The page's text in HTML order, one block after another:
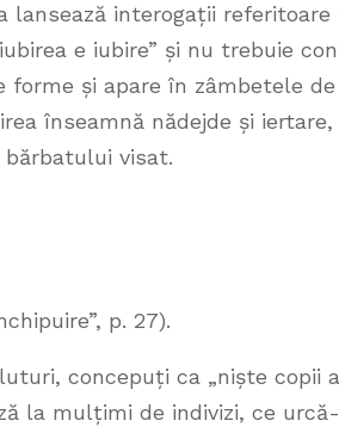
interogații referitoare
e iubire” și nu trebuie
și apare în zâmbetele
înseamnă nădejde și
visat.
p. 27).
concepuți ca „niște copii
la mulțimi de indivizi, ce